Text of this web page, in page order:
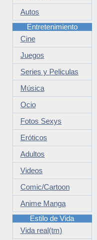
Autos
Entretenimiento
Cine
Juegos
Series y Peliculas
Música
Ocio
Fotos Sexys
Eróticos
Adultos
Videos
Comic/Cartoon
Anime Manga
Estilo de Vida
Vida real(tm)